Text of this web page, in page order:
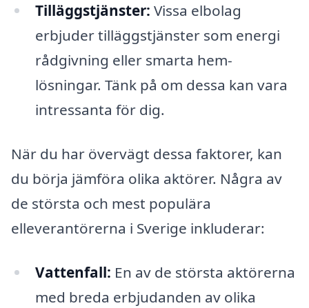
Tilläggstjänster: Vissa elbolag
erbjuder tilläggstjänster som energi
rådgivning eller smarta hem-
lösningar. Tänk på om dessa kan vara
intressanta för dig.
När du har övervägt dessa faktorer, kan
du börja jämföra olika aktörer. Några av
de största och mest populära
elleverantörerna i Sverige inkluderar:
Vattenfall: En av de största aktörerna
med breda erbjudanden av olika